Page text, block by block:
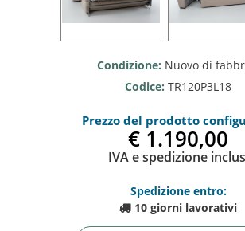
Condizione: Nuovo di
Codice: TR120P3L18
Prezzo del prodotto
€ 1.190,0
IVA e spedizione
Spedizione entro:
10 giorni lavorativi